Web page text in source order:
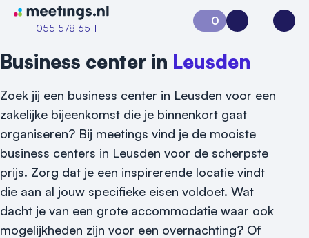
Naar home van Meetings
055 578 65 11
0
Aanvraag 0Inloggen
Business center in Leusden
Zoek jij een business center in Leusden voor een
zakelijke bijeenkomst die je binnenkort gaat
organiseren? Bij meetings vind je de mooiste
business centers in Leusden voor de scherpste
prijs. Zorg dat je een inspirerende locatie vindt
die aan al jouw specifieke eisen voldoet. Wat
dacht je van een grote accommodatie waar ook
mogelijkheden zijn voor een overnachting? Of